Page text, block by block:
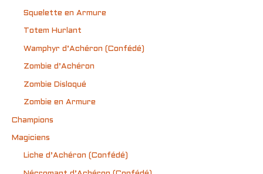
Squelette en Armure
Totem Hurlant
Wamphyr d’Achéron (Confédé)
Zombie d’Achéron
Zombie Disloqué
Zombie en Armure
Champions
Magiciens
Liche d’Achéron (Confédé)